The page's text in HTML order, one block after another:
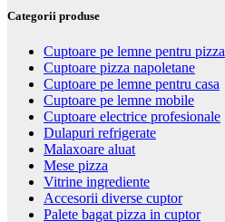
Categorii produse
Cuptoare pe lemne pentru pizza
Cuptoare pizza napoletane
Cuptoare pe lemne pentru casa
Cuptoare pe lemne mobile
Cuptoare electrice profesionale
Dulapuri refrigerate
Malaxoare aluat
Mese pizza
Vitrine ingrediente
Accesorii diverse cuptor
Palete bagat pizza in cuptor